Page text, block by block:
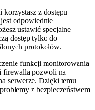
korzystasz z dostępu
odpowiednie
ustawić specjalne‌
‌dostęp tylko do
protokołów.
funkcji monitorowania
firewalla pozwoli na
serwerze. Dzięki temu
z bezpieczeństwem